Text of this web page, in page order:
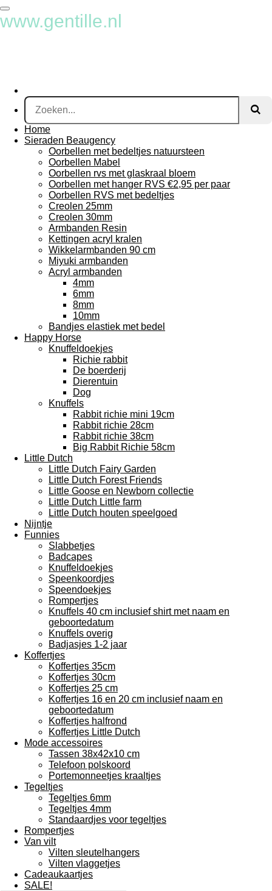
Ga
direct
www.gentille.nl
Home
Sieraden Beaugency
Oorbellen met bedeltjes natuursteen
Oorbellen Mabel
Oorbellen rvs met glaskraal bloem
Oorbellen met hanger RVS €2,95 per paar
Oorbellen RVS met bedeltjes
Creolen 25mm
Creolen 30mm
Armbanden Resin
Kettingen acryl kralen
Wikkelarmbanden 90 cm
Miyuki armbanden
Acryl armbanden
4mm
6mm
8mm
10mm
Bandjes elastiek met bedel
Happy Horse
Knuffeldoekjes
Richie rabbit
De boerderij
Dierentuin
Dog
Knuffels
Rabbit richie mini 19cm
Rabbit richie 28cm
Rabbit richie 38cm
Big Rabbit Richie 58cm
Little Dutch
Little Dutch Fairy Garden
Little Dutch Forest Friends
Little Goose en Newborn collectie
Little Dutch Little farm
Little Dutch houten speelgoed
Nijntje
Funnies
Slabbetjes
Badcapes
Knuffeldoekjes
Speenkoordjes
Speendoekjes
Rompertjes
Knuffels 40 cm inclusief shirt met naam en
geboortedatum
Knuffels overig
Badjasjes 1-2 jaar
Koffertjes
Koffertjes 35cm
Koffertjes 30cm
Koffertjes 25 cm
Koffertjes 16 en 20 cm inclusief naam en
geboortedatum
Koffertjes halfrond
Koffertjes Little Dutch
Mode accessoires
Tassen 38x42x10 cm
Telefoon polskoord
Portemonneetjes kraaltjes
Tegeltjes
Tegeltjes 6mm
Tegeltjes 4mm
Standaardjes voor tegeltjes
Rompertjes
Van vilt
Vilten sleutelhangers
Vilten vlaggetjes
Cadeaukaartjes
SALE!